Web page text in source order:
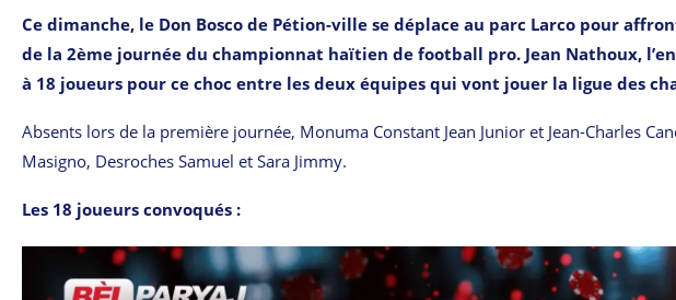
Ce dimanche, le Don Bosco de Pétion-ville se déplace au parc Larco pour
de la 2ème journée du championnat haïtien de football pro. Jean Nathoux,
à 18 joueurs pour ce choc entre les deux équipes qui vont jouer la ligue des
Absents lors de la première journée, Monuma Constant Jean Junior et Jean-Charles
Masigno, Desroches Samuel et Sara Jimmy.
Les 18 joueurs convoqués :